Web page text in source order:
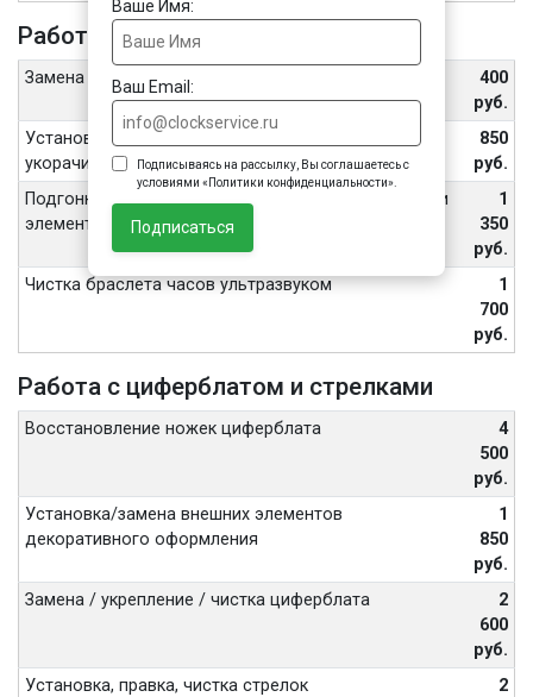
Ваше Имя:
Ваш Email:
Подписываясь на рассылку, Вы соглашаетесь с
условиями «Политики конфиденциальности».
Подписаться
Работа с ремешком или браслетом
Замена шпильки или штифта браслета
400
руб.
Установка или замена ремня, подгонка/
укорачивание браслета, замена замка/застежки
850
руб.
Подгонка/укорачивание браслета с керамическими
элементами, замена замка/застежки на нем
1
350
руб.
Чистка браслета часов ультразвуком
1
700
руб.
Работа с циферблатом и стрелками
Восстановление ножек циферблата
4
500
руб.
Установка/замена внешних элементов
декоративного оформления
1
850
руб.
Замена / укрепление / чистка циферблата
2
600
руб.
Установка, правка, чистка стрелок
2